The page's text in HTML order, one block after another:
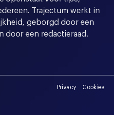
Trajectum werkt in
geborgd door een
door een redactieraad.
Privacy Cookies